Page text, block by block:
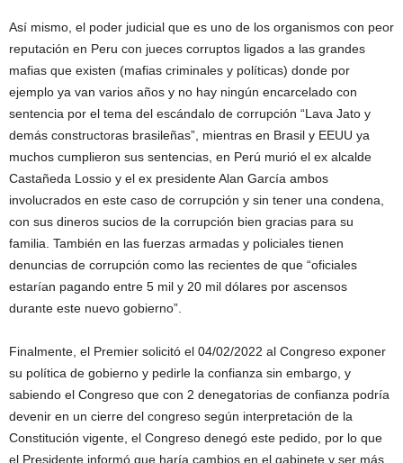
Así mismo, el poder judicial que es uno de los organismos con peor
reputación en Peru con jueces corruptos ligados a las grandes
mafias que existen (mafias criminales y políticas) donde por
ejemplo ya van varios años y no hay ningún encarcelado con
sentencia por el tema del escándalo de corrupción “Lava Jato y
demás constructoras brasileñas”, mientras en Brasil y EEUU ya
muchos cumplieron sus sentencias, en Perú murió el ex alcalde
Castañeda Lossio y el ex presidente Alan García ambos
involucrados en este caso de corrupción y sin tener una condena,
con sus dineros sucios de la corrupción bien gracias para su
familia. También en las fuerzas armadas y policiales tienen
denuncias de corrupción como las recientes de que “oficiales
estarían pagando entre 5 mil y 20 mil dólares por ascensos
durante este nuevo gobierno”.
Finalmente, el Premier solicitó el 04/02/2022 al Congreso exponer
su política de gobierno y pedirle la confianza sin embargo, y
sabiendo el Congreso que con 2 denegatorias de confianza podría
devenir en un cierre del congreso según interpretación de la
Constitución vigente, el Congreso denegó este pedido, por lo que
el Presidente informó que haría cambios en el gabinete y ser más